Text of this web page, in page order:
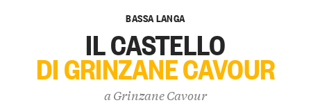
BASSA LANGA
IL CASTELLO
DI GRINZANE CAVOUR
a Grinzane Cavour